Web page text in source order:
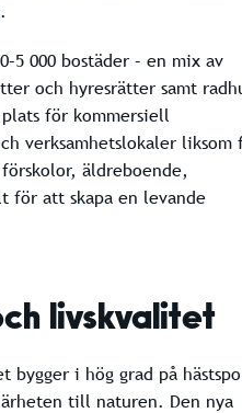
000 bostäder – en mix av
och hyresrätter samt
för kommersiell
verksamhetslokaler liksom
äldreboende,
för att skapa en levande
livskvalitet
bygger i hög grad på
till naturen. Den nya